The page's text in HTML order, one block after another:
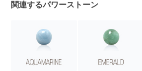
関連するパワーストーン